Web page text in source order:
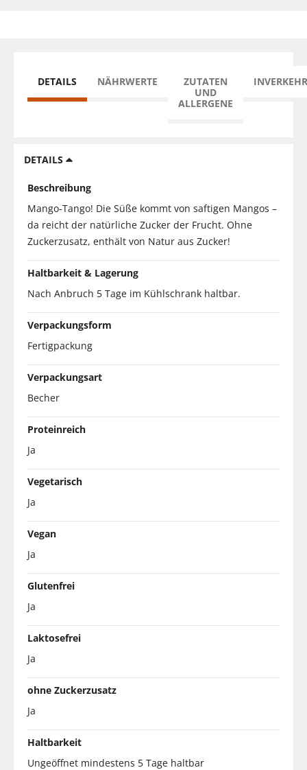
DETAILS NÄHRWERTE
ZUTATEN
UND
ALLERGENE
DETAILS
Beschreibung
Mango-Tango! Die Süße kommt von saftigen Mangos –
da reicht der natürliche Zucker der Frucht. Ohne
Zuckerzusatz, enthält von Natur aus Zucker!
Haltbarkeit & Lagerung
Nach Anbruch 5 Tage im Kühlschrank haltbar.
Verpackungsform
Fertigpackung
Verpackungsart
Becher
Proteinreich
Ja
Vegetarisch
Ja
Vegan
Ja
Glutenfrei
Ja
Laktosefrei
Ja
ohne Zuckerzusatz
Ja
Haltbarkeit
Ungeöffnet mindestens 5 Tage haltbar